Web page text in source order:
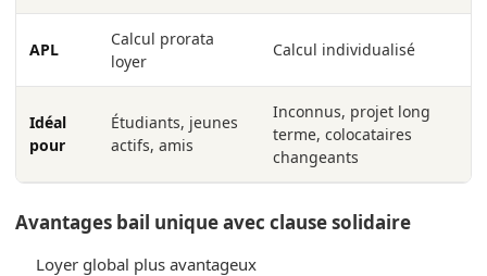
APL
Calcul prorata
loyer
Calcul individualisé
Idéal
pour
Étudiants, jeunes
actifs, amis
Inconnus, projet long
terme, colocataires
changeants
Avantages bail unique avec clause solidaire
Loyer global plus avantageux